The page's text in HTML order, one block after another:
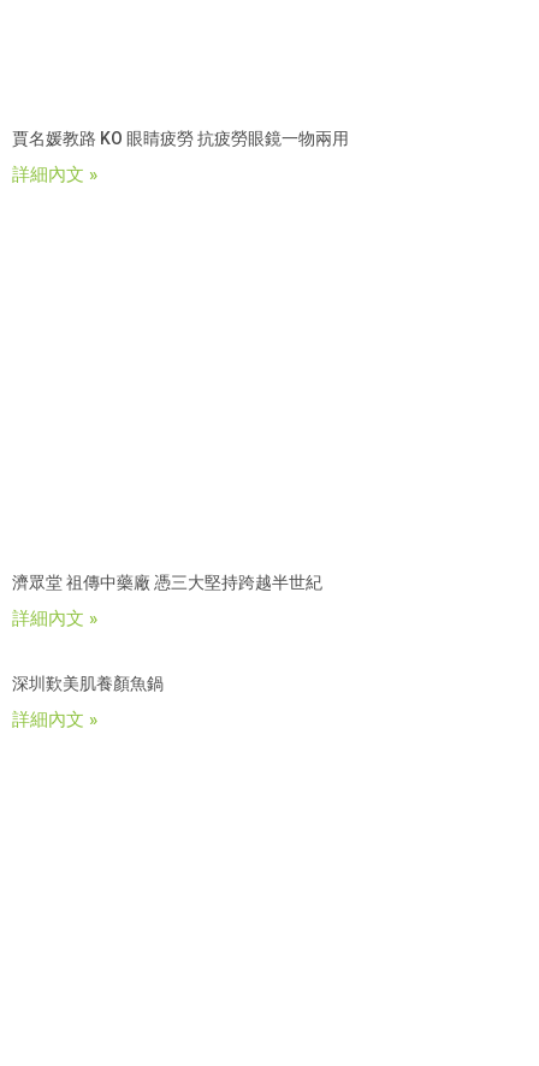
賈名媛教路 KO 眼睛疲勞 抗疲勞眼鏡一物兩用
詳細內文 »
濟眾堂 祖傳中藥廠 憑三大堅持跨越半世紀
詳細內文 »
深圳歎美肌養顏魚鍋
詳細內文 »